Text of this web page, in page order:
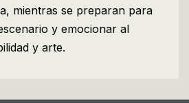
mientras se preparan para
y emocionar al
y arte.